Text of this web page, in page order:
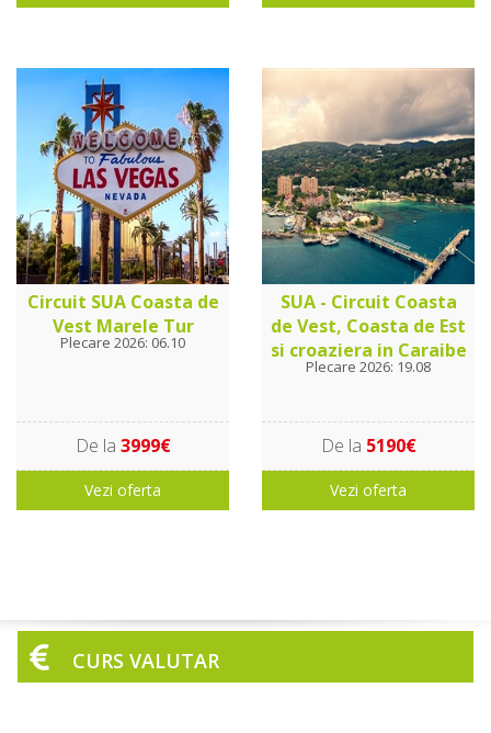
Circuit SUA Coasta de
Vest Marele Tur
Plecare 2026: 06.10
De la 3999€
Vezi oferta
SUA - Circuit Coasta
de Vest, Coasta de Est
si croaziera in Caraibe
Plecare 2026: 19.08
De la 5190€
Vezi oferta
CURS VALUTAR